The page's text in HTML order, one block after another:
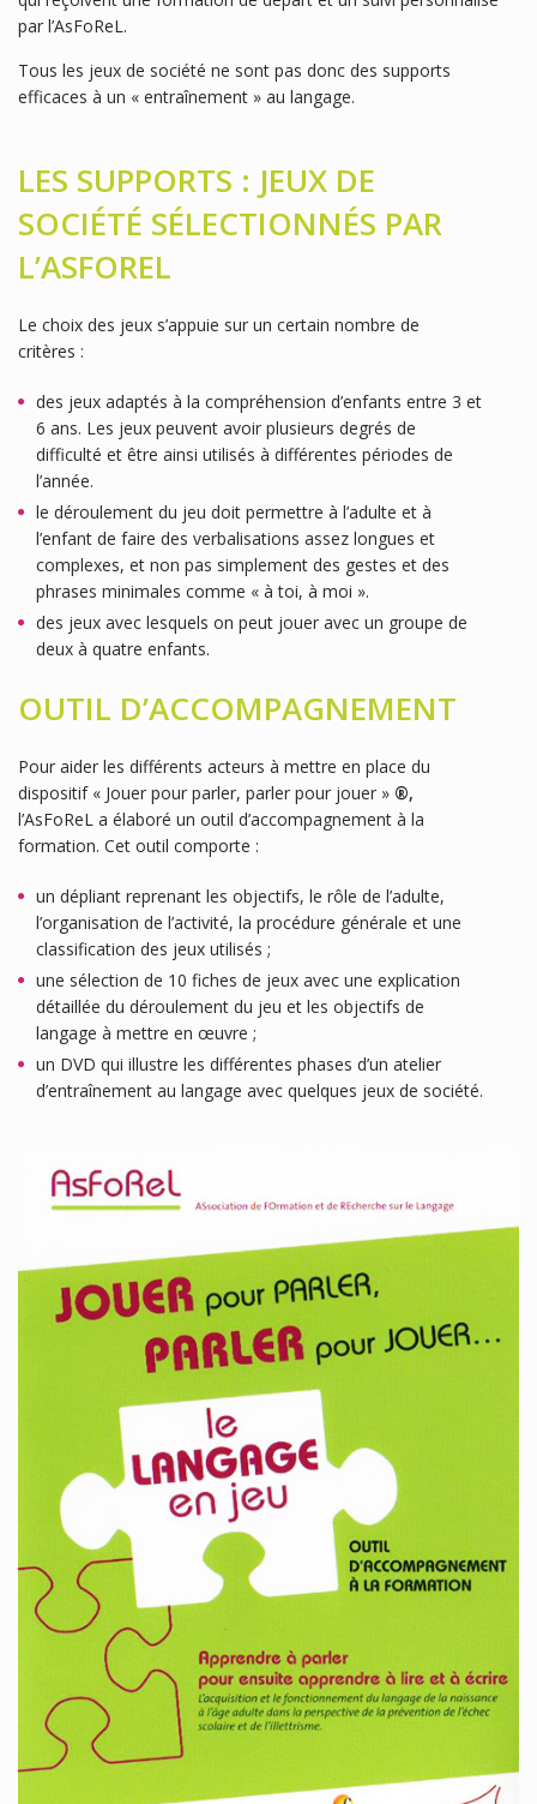
par l’AsFoReL.
Tous les jeux de société ne sont pas donc des supports
efficaces à un « entraînement » au langage.
LES SUPPORTS : JEUX DE
SOCIÉTÉ SÉLECTIONNÉS PAR
L’ASFOREL
Le choix des jeux s’appuie sur un certain nombre de
critères :
des jeux adaptés à la compréhension d’enfants entre 3 et
6 ans. Les jeux peuvent avoir plusieurs degrés de
difficulté et être ainsi utilisés à différentes périodes de
l’année.
le déroulement du jeu doit permettre à l’adulte et à
l’enfant de faire des verbalisations assez longues et
complexes, et non pas simplement des gestes et des
phrases minimales comme « à toi, à moi ».
des jeux avec lesquels on peut jouer avec un groupe de
deux à quatre enfants.
OUTIL D’ACCOMPAGNEMENT
Pour aider les différents acteurs à mettre en place du
dispositif « Jouer pour parler, parler pour jouer » ®,
l’AsFoReL a élaboré un outil d’accompagnement à la
formation. Cet outil comporte :
un dépliant reprenant les objectifs, le rôle de l’adulte,
l’organisation de l’activité, la procédure générale et une
classification des jeux utilisés ;
une sélection de 10 fiches de jeux avec une explication
détaillée du déroulement du jeu et les objectifs de
langage à mettre en œuvre ;
un DVD qui illustre les différentes phases d’un atelier
d’entraînement au langage avec quelques jeux de société.